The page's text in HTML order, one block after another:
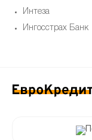
Интеза
Ингосстрах Банк